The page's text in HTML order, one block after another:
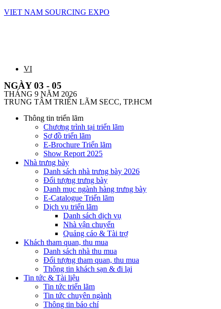
VIET NAM SOURCING EXPO
VI
NGÀY 03 - 05
THÁNG 9 NĂM 2026
TRUNG TÂM TRIỂN LÃM SECC, TP.HCM
Thông tin triển lãm
Chương trình tại triển lãm
Sơ đồ triển lãm
E-Brochure Triển lãm
Show Report 2025
Nhà trưng bày
Danh sách nhà trưng bày 2026
Đối tượng trưng bày
Danh mục ngành hàng trưng bày
E-Catalogue Triển lãm
Dịch vụ triển lãm
Danh sách dịch vụ
Nhà vận chuyển
Quảng cáo & Tài trợ
Khách tham quan, thu mua
Danh sách nhà thu mua
Đối tượng tham quan, thu mua
Thông tin khách sạn & đi lại
Tin tức & Tài liệu
Tin tức triển lãm
Tin tức chuyên ngành
Thông tin báo chí